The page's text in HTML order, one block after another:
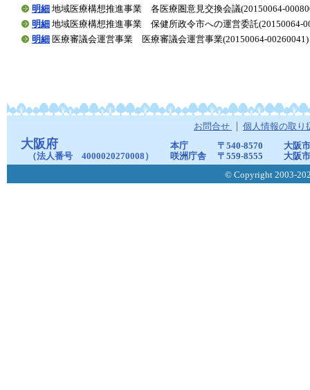
明細 地域医療構想推進事業 各医療圏意見交換会議(20150064-
明細 地域医療構想推進事業 保健所政令市への運営委託(20150064-
明細 医療審議会運営事業 医療審議会運営事業(20150064-00260041)
お問合せ 個人情報の取り
大阪府
（法人番号 4000020270008）
本庁 〒540-8570
大阪
咲洲庁舎
〒559-8555
大阪
© Copyright 2003-